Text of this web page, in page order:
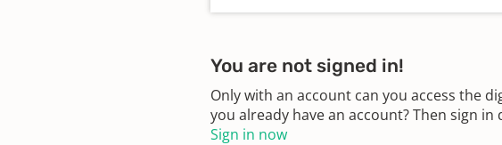
You are not signed in!
Only with an account can you access the
you already have an account? Then sign
Sign in now